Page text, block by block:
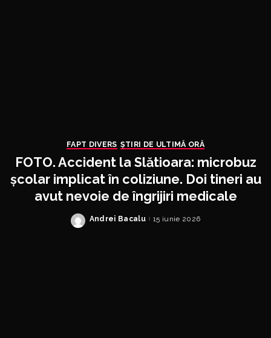
FAPT DIVERS ȘTIRI DE ULTIMĂ ORĂ
FOTO. Accident la Slătioara: microbuz
școlar implicat în coliziune. Doi tineri au
avut nevoie de îngrijiri medicale
Posted
Andrei Bacalu 15 iunie 2026